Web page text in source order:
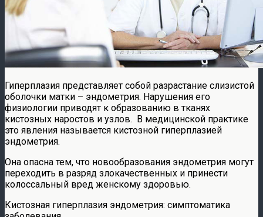
Гиперплазия представляет собой разрастание слизистой
оболочки матки – эндометрия. Нарушения его
физиологии приводят к образованию в тканях
кистозных наростов и узлов. В медицинской практике
это явления называется кистозной гиперплазией
эндометрия.
Она опасна тем, что новообразования эндометрия могут
переходить в разряд злокачественных и принести
колоссальный вред женскому здоровью.
Кистозная гиперплазия эндометрия: симптоматика